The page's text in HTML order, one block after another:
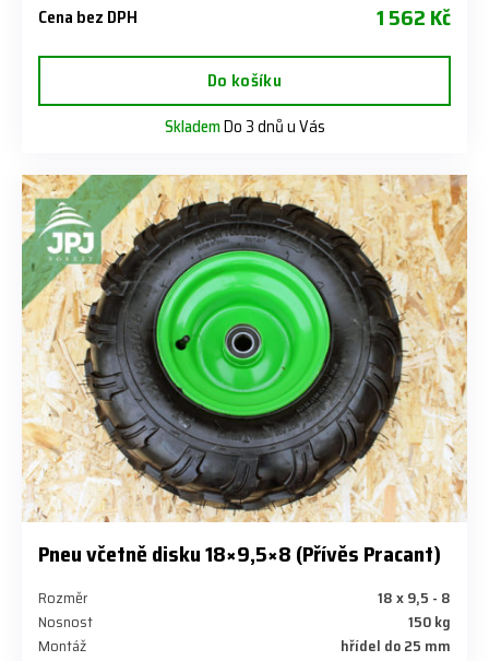
Cena bez DPH 1 562 Kč
Do košíku
SklademDo 3 dnů u Vás
Pneu včetně disku 18×9,5×8 (Přívěs Pracant)
Rozměr
18 x 9,5 - 8
Nosnost
150 kg
Montáž
hřídel do 25 mm